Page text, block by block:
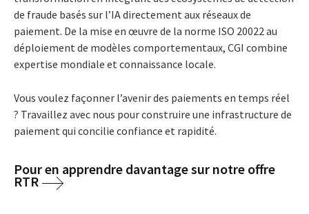
de fraude basés sur l’IA directement aux réseaux de
paiement. De la mise en œuvre de la norme ISO 20022 au
déploiement de modèles comportementaux, CGI combine
expertise mondiale et connaissance locale.
Vous voulez façonner l’avenir des paiements en temps réel
? Travaillez avec nous pour construire une infrastructure de
paiement qui concilie confiance et rapidité.
Pour en apprendre davantage sur notre offre
RTR